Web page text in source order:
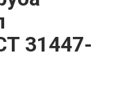
31447-